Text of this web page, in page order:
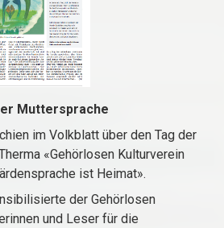
Muttersprache
im Volkblatt über den Tag der
«Gehörlosen Kulturverein
ist Heimat».
der Gehörlosen
und Leser für die